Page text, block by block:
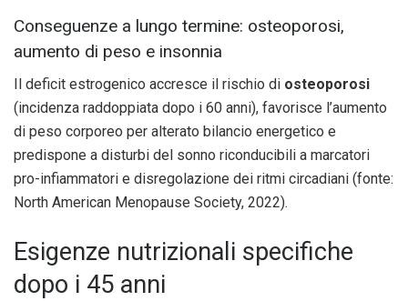
Conseguenze a lungo termine: osteoporosi,
aumento di peso e insonnia
Il deficit estrogenico accresce il rischio di osteoporosi
(incidenza raddoppiata dopo i 60 anni), favorisce l’aumento
di peso corporeo per alterato bilancio energetico e
predispone a disturbi del sonno riconducibili a marcatori
pro-infiammatori e disregolazione dei ritmi circadiani (fonte:
North American Menopause Society, 2022).
Esigenze nutrizionali specifiche
dopo i 45 anni